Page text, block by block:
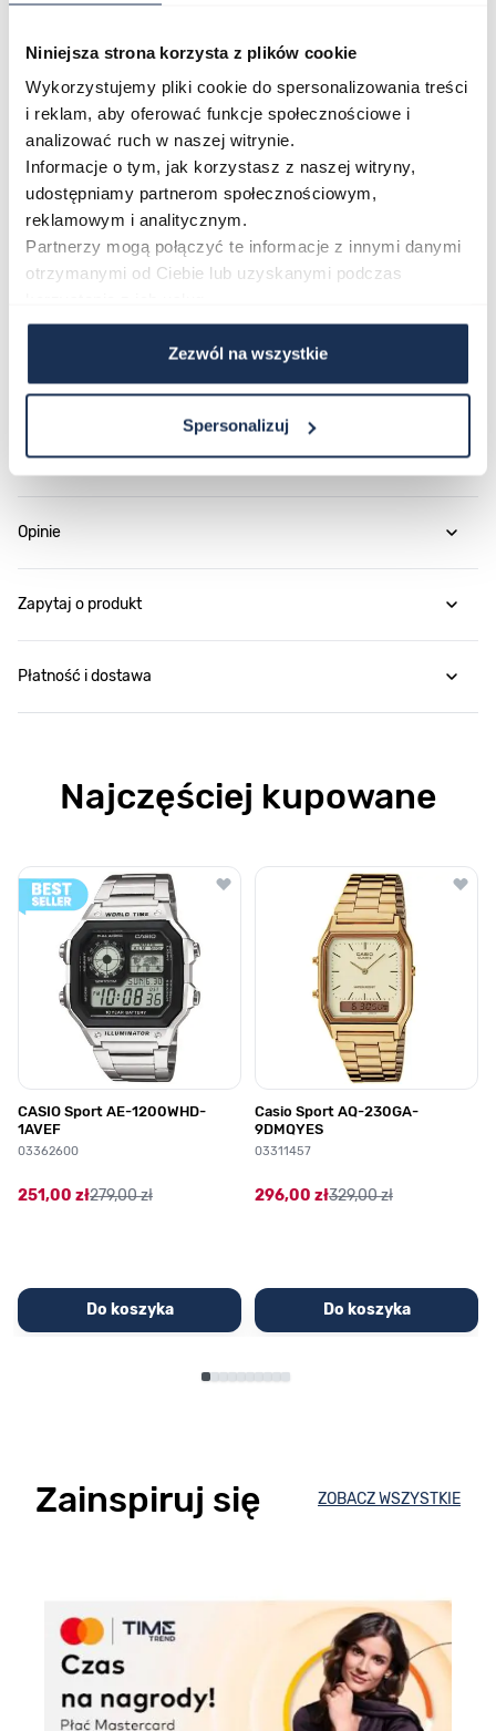
Niniejsza strona korzysta z plików cookie
Wykorzystujemy pliki cookie do spersonalizowania treści
i reklam, aby oferować funkcje społecznościowe i
analizować ruch w naszej witrynie.
Informacje o tym, jak korzystasz z naszej witryny,
udostępniamy partnerom społecznościowym,
reklamowym i analitycznym.
Partnerzy mogą połączyć te informacje z innymi danymi
otrzymanymi od Ciebie lub uzyskanymi podczas
Zezwól na wszystkie
Spersonalizuj
dobrze dopełni swobodniejszy, codzienny strój. Koperta
o szerokości 39 mm to rozmiar ceniony za klasyczne
proporcje na nadgarstku.
Połączenie stylu i funkcjonalności
Tissot Visodate T157.407.11.041.00 to zegarek, który
łączy szwajcarską precyzję z ponadczasową estetyką,
oferując solidne wykonanie w każdym detalu. Zapoznaj
się z pełną ofertą kolekcji Visodate w naszym sklepie i
Parametry
O marce
Opinie
Zapytaj o produkt
Płatność i dostawa
Najczęściej kupowane
Poruszanie się po elementach karuzeli jest możliwe za pomocą
Naciśnij, aby pominąć karuzelę
Naciśnij, aby przejść do nawigacji karuzeli
CASIO Sport AE-1200WHD-
1AVEF
03362600
251,00 zł279,00 zł
Do koszyka
Casio Sport AQ-230GA-
9DMQYES
03311457
296,00 zł329,00 zł
Do koszyka
Zainspiruj się ZOBACZ WSZYSTKIE